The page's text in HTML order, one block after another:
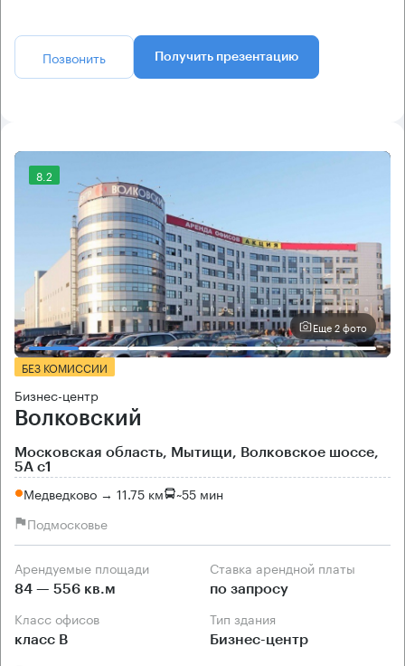
Позвонить Получить презентацию
8.2
Еще 2 фото
БЕЗ КОМИССИИ
Бизнес-центр
Волковский
Московская область, Мытищи, Волковское шоссе,
5А с1
Медведково → 11.75 км ~55 мин
Подмосковье
Арендуемые площади
84 — 556 кв.м
Ставка арендной платы
по запросу
Класс офисов
класс B
Тип здания
Бизнес-центр